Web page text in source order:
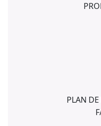
PLAN